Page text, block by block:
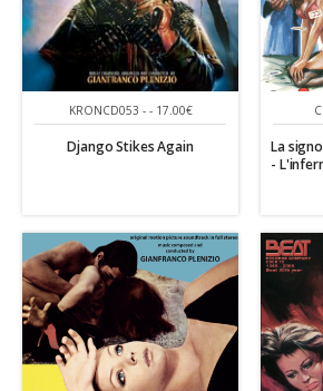
KRONCD053 - - 17.00€
Django Stikes Again
La
-